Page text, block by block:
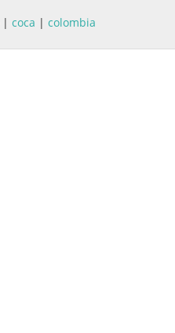
| coca | colombia